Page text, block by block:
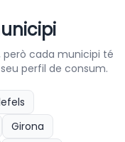
però cada municipi té
perfil de consum.
Girona